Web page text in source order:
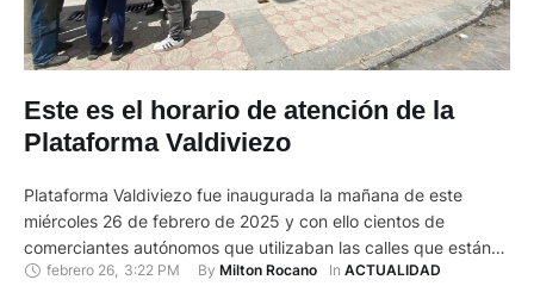
Este es el horario de atención de la
Plataforma Valdiviezo
Plataforma Valdiviezo fue inaugurada la mañana de este
miércoles 26 de febrero de 2025 y con ello cientos de
comerciantes autónomos que utilizaban las calles que están
alrededor del Mercado Nueve de Octubre fueron ubicados en
febrero 26 3:22 PM By Milton Rocano In ACTUALIDAD